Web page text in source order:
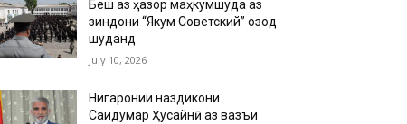
Беш аз ҳазор маҳкумшуда аз
зиндони “Якум Советский” озод
шуданд
July 10, 2026
Нигаронии наздикони
Саидумар Ҳусайнӣ аз вазъи